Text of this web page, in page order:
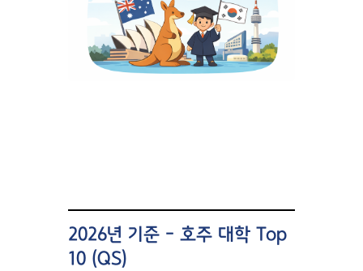
2026년 기준 – 호주 대학 Top
10 (QS)